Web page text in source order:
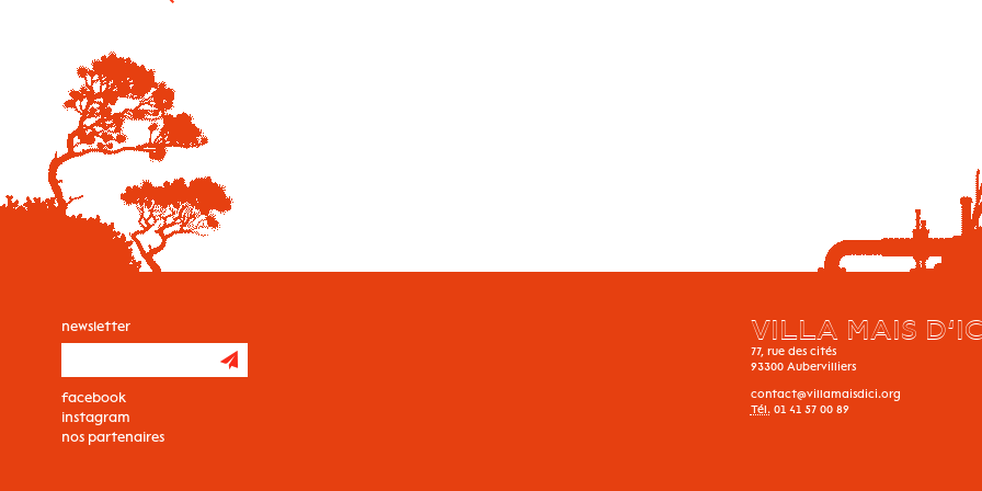
newsletter
facebook
instagram
nos partenaires
VILLA MAIS
77, rue des cités
93300 Aubervilliers
contact@villamaisdici.org
Tél. 01 41 57 00 89